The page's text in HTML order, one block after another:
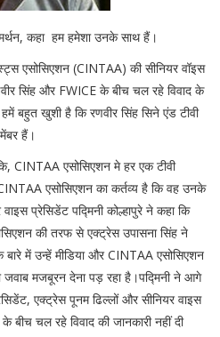
कहा हम हमेशा उनके साथ हैं।
एसोसिएशन (CINTAA) की सीनियर वॉइस
सिंह और FWICE के बीच चल रहे विवाद के
बहुत खुशी है कि रणवीर सिंह सिने एंड टीवी
हैं।
CINTAA एसोसिएशन मे हर एक टीवी
एसोसिएशन का कर्तव्य है कि वह उनके
प्रेसिडेंट पद्मिनी कोल्हापुरे ने कहा कि
की तरफ से एक्ट्रेस उपासना सिंह ने
बारे में उन्हें मीडिया और CINTAA एसोसिएशन
जवाब मजबूरन देना पड़ रहा है।पद्मिनी ने आगे
एक्ट्रेस पूनम ढिल्लों और सीनियर वाइस
चल रहे विवाद की जानकारी नहीं दी